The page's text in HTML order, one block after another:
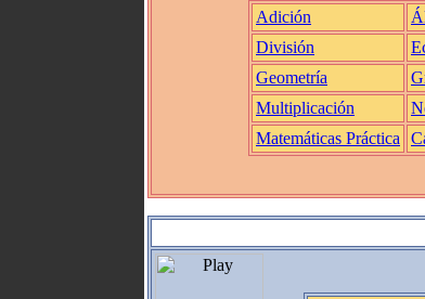
Adición
División
Geometría
Multiplicación
Matemáticas Práctica